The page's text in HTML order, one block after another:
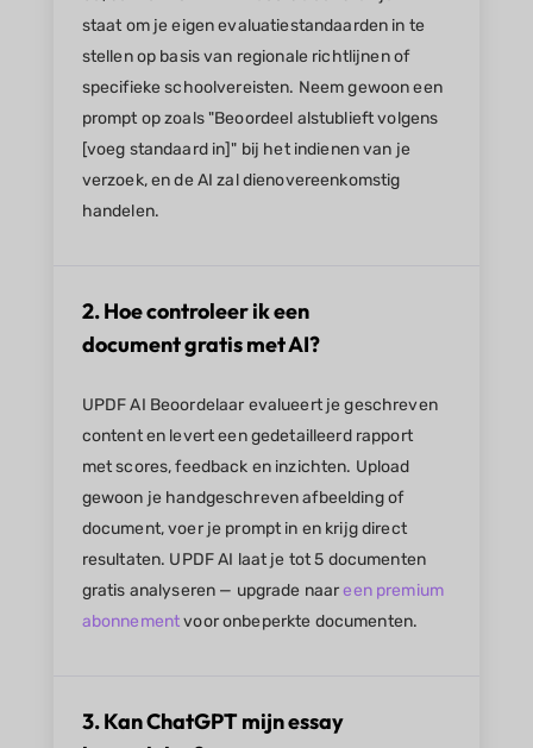
staat om je eigen evaluatiestandaarden in te
stellen op basis van regionale richtlijnen of
specifieke schoolvereisten. Neem gewoon een
prompt op zoals "Beoordeel alstublieft volgens
[voeg standaard in]" bij het indienen van je
verzoek, en de AI zal dienovereenkomstig
handelen.
2. Hoe controleer ik een
document gratis met AI?
UPDF AI Beoordelaar evalueert je geschreven
content en levert een gedetailleerd rapport
met scores, feedback en inzichten. Upload
gewoon je handgeschreven afbeelding of
document, voer je prompt in en krijg direct
resultaten. UPDF AI laat je tot 5 documenten
gratis analyseren — upgrade naareen premium
abonnementvoor onbeperkte documenten.
3. Kan ChatGPT mijn essay